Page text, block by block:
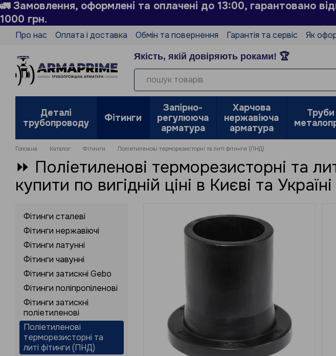
Перейти до основного контенту
🚛 Замовлення, оформлені та оплачені до 13:00, гарантовано
1000 грн.
Про нас Оплата і доставка Обмін та повернення Гарантія та сервіс Як
Якість, якій довіряють роками! 🏆
Деталі
трубопроводу
Фітинги
Запірно-
регулююча
арматура
Харчова
нержавіюча
арматура
Головна Каталог Фітинги Поліетиленові терморезисторні та литі фітинги (ПНД)
⏩ Поліетиленові терморезисторні та
купити по вигідній ціні в Києві та Україні
Фітинги сталеві
Фітинги нержавіючі
Фітинги латунні
Фітинги чавунні
Фітинги затискні Gebo
Фітинги поліпропіленові
Фітинги затискні
поліетиленові
Поліетиленові
терморезисторні та
литі фітинги (ПНД)